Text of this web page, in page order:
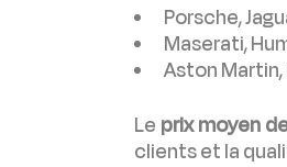
Porsche,
Maserati,
Aston
Le prix moyen
clients et la